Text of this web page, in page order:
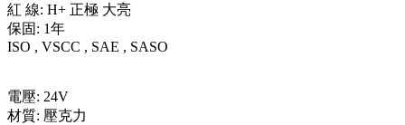
紅 線: H+ 正極 大亮
保固: 1年
ISO , VSCC , SAE , SASO
電壓: 24V
材質: 壓克力